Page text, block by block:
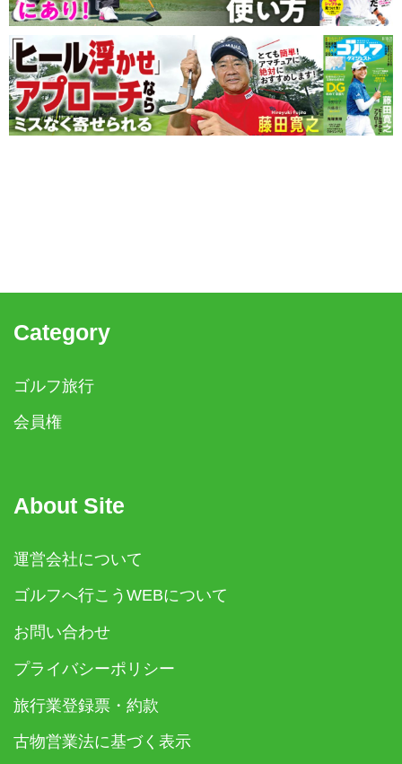
Category
ゴルフ旅行
会員権
About Site
運営会社について
ゴルフへ行こうWEBについて
お問い合わせ
プライバシーポリシー
旅行業登録票・約款
古物営業法に基づく表示